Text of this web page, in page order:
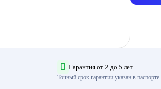
Гарантия от 2 до 5 лет
Точный срок гарантии указан в паспорте